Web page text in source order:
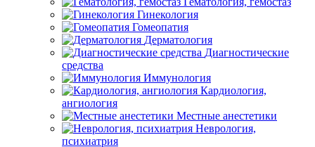
Гинекология
Гомеопатия
Дерматология
Диагностические
средства
Иммунология
Кардиология,
ангиология
Местные анестетики
Неврология,
психиатрия